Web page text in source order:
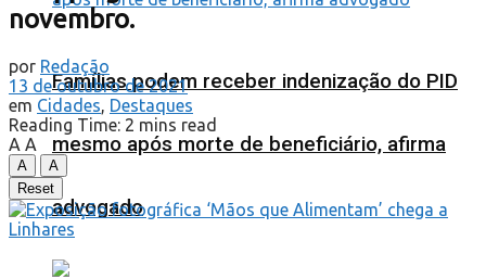
Famílias podem receber indenização do PID
mesmo após morte de beneficiário, afirma
advogado
novembro.
por Redação
13 de outubro de 2021
em Cidades, Destaques
Reading Time: 2 mins read
A A
A
A
Reset